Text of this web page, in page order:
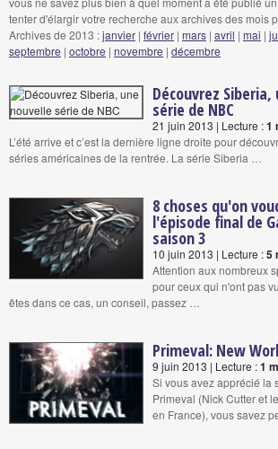
tenter d'élargir votre recherche aux archives des mois
Archives de 2013 :janvier | février | mars | avril | mai |
septembre | octobre | novembre | décembre
Découvrez
série de NBC
21 juin 2013 | Lecture :1
L’été arrive et c’est la dernière ligne droite pour
séries américaines de la rentrée. La série Siberia …
8 choses qu'on
l'épisode final de
saison 3
10 juin 2013 | Lecture :5
Attention aux nombreux
pour ceux qui n'ont pas
êtes dans ce cas, un conseil, passez …
Primeval: New
9 juin 2013 | Lecture :1
Si vous avez apprécié la
Primeval (Nick Cutter et
en France), vous savez